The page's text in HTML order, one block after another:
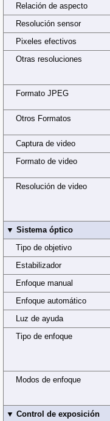
Relación de aspecto
Resolución sensor
Pixeles efectivos
Otras resoluciones
Formato JPEG
Otros Formatos
Captura de video
Formato de video
Resolución de video
▼ Sistema óptico
Tipo de objetivo
Estabilizador
Enfoque manual
Enfoque automático
Luz de ayuda
Tipo de enfoque
Modos de enfoque
▼ Control de exposición